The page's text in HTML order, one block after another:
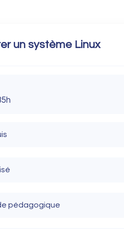
un système Linux
de base en informatique
systèmes et réseaux.
pédagogique